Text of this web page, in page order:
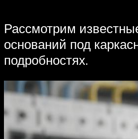
Рассмотрим
оснований под
подробностях.